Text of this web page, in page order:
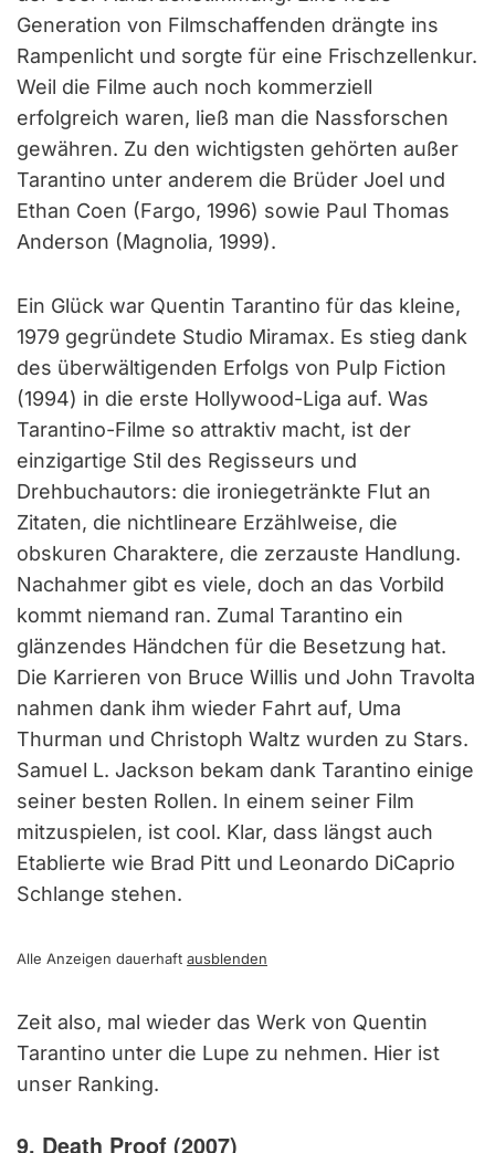
Generation von Filmschaffenden drängte ins
Rampenlicht und sorgte für eine Frischzellenkur.
Weil die Filme auch noch kommerziell
erfolgreich waren, ließ man die Nassforschen
gewähren. Zu den wichtigsten gehörten außer
Tarantino unter anderem die Brüder Joel und
Ethan Coen (Fargo, 1996) sowie Paul Thomas
Anderson (Magnolia, 1999).
Ein Glück war Quentin Tarantino für das kleine,
1979 gegründete Studio Miramax. Es stieg dank
des überwältigenden Erfolgs von Pulp Fiction
(1994) in die erste Hollywood-Liga auf. Was
Tarantino-Filme so attraktiv macht, ist der
einzigartige Stil des Regisseurs und
Drehbuchautors: die ironiegetränkte Flut an
Zitaten, die nichtlineare Erzählweise, die
obskuren Charaktere, die zerzauste Handlung.
Nachahmer gibt es viele, doch an das Vorbild
kommt niemand ran. Zumal Tarantino ein
glänzendes Händchen für die Besetzung hat.
Die Karrieren von Bruce Willis und John Travolta
nahmen dank ihm wieder Fahrt auf, Uma
Thurman und Christoph Waltz wurden zu Stars.
Samuel L. Jackson bekam dank Tarantino einige
seiner besten Rollen. In einem seiner Film
mitzuspielen, ist cool. Klar, dass längst auch
Etablierte wie Brad Pitt und Leonardo DiCaprio
Schlange stehen.
Alle Anzeigen dauerhaft ausblenden
Zeit also, mal wieder das Werk von Quentin
Tarantino unter die Lupe zu nehmen. Hier ist
unser Ranking.
9. Death Proof (2007)